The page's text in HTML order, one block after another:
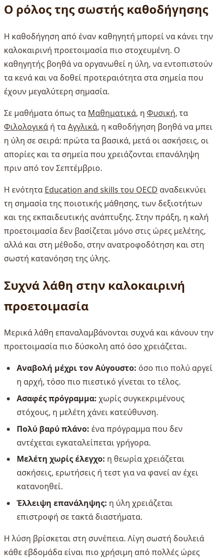
Ο ρόλος της σωστής καθοδήγησης
Η καθοδήγηση από έναν καθηγητή μπορεί να κάνει την
καλοκαιρινή προετοιμασία πιο στοχευμένη. Ο
καθηγητής βοηθά να οργανωθεί η ύλη, να εντοπιστούν
τα κενά και να δοθεί προτεραιότητα στα σημεία που
έχουν μεγαλύτερη σημασία.
Σε μαθήματα όπως τα Μαθηματικά, η Φυσική, τα
Φιλολογικά ή ταΑγγλικά, η καθοδήγηση βοηθά να μπει
η ύλη σε σειρά: πρώτα τα βασικά, μετά οι ασκήσεις, οι
απορίες και τα σημεία που χρειάζονται επανάληψη
πριν από τον Σεπτέμβριο.
Η ενότητα Education and skills του OECD αναδεικνύει
τη σημασία της ποιοτικής μάθησης, των δεξιοτήτων
και της εκπαιδευτικής ανάπτυξης. Στην πράξη, η καλή
προετοιμασία δεν βασίζεται μόνο στις ώρες μελέτης,
αλλά και στη μέθοδο, στην ανατροφοδότηση και στη
σωστή κατανόηση της ύλης.
Συχνά λάθη στην καλοκαιρινή
προετοιμασία
Μερικά λάθη επαναλαμβάνονται συχνά και κάνουν την
προετοιμασία πιο δύσκολη από όσο χρειάζεται.
Αναβολή μέχρι τον Αύγουστο: όσο πιο πολύ αργεί
η αρχή, τόσο πιο πιεστικό γίνεται το τέλος.
Ασαφές πρόγραμμα: χωρίς συγκεκριμένους
στόχους, η μελέτη χάνει κατεύθυνση.
Πολύ βαρύ πλάνο: ένα πρόγραμμα που δεν
αντέχεται εγκαταλείπεται γρήγορα.
Μελέτη χωρίς έλεγχο: η θεωρία χρειάζεται
ασκήσεις, ερωτήσεις ή τεστ για να φανεί αν έχει
κατανοηθεί.
Έλλειψη επανάληψης: η ύλη χρειάζεται
επιστροφή σε τακτά διαστήματα.
Η λύση βρίσκεται στη συνέπεια. Λίγη σωστή δουλειά
κάθε εβδομάδα είναι πιο χρήσιμη από πολλές ώρες